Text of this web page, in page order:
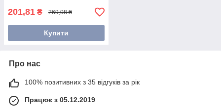
201,81 ₴ 269,08 ₴
Купити
Про нас
100% позитивних з 35 відгуків за рік
Працює з 05.12.2019